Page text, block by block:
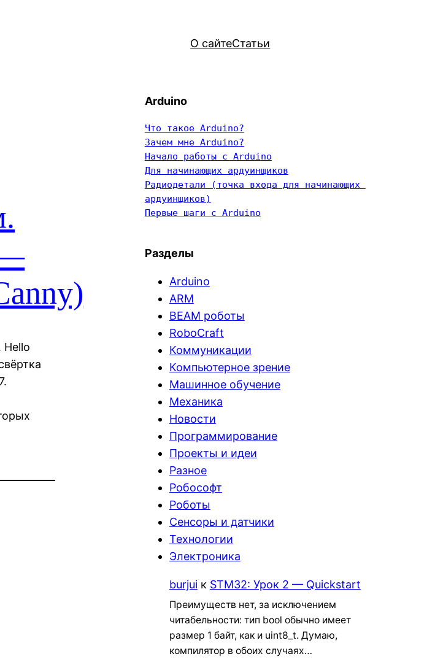
О сайтеСтатьи
—
Hello
Arduino
Что такое Arduino?
Зачем мне Arduino?
Начало работы с Arduino
Для начинающих ардуинщиков
Радиодетали (точка входа для начинающих
ардуинщиков)
Первые шаги с Arduino
Разделы
Arduino
ARM
BEAM роботы
RoboCraft
Коммуникации
Компьютерное зрение
Машинное обучение
Механика
Новости
Программирование
Проекты и идеи
Разное
Робософт
Роботы
Сенсоры и датчики
Технологии
Электроника
burjuiк STM32: Урок 2 — Quickstart
Преимуществ нет, за исключением
читабельности: тип bool обычно имеет
размер 1 байт, как и uint8_t. Думаю,
компилятор в обоих случаях…